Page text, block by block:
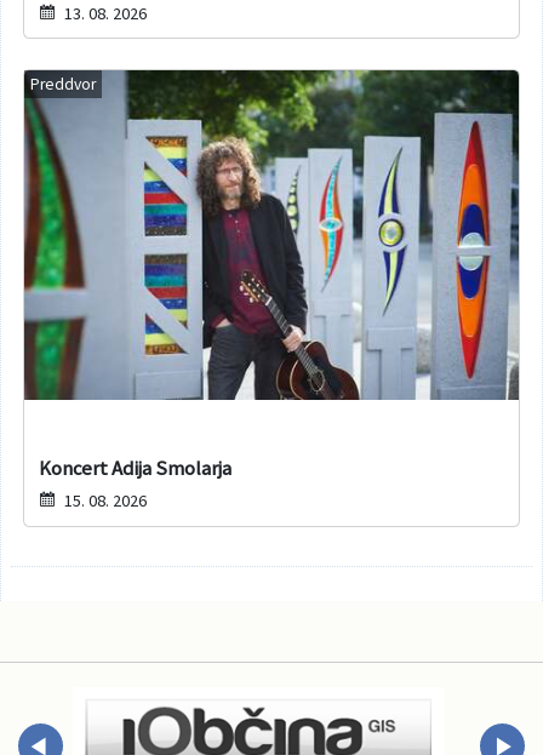
13. 08. 2026
Preddvor
Koncert Adija Smolarja
15. 08. 2026